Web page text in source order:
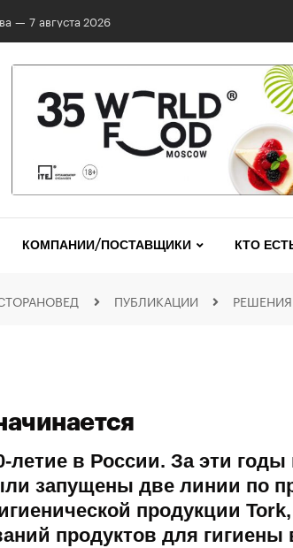
в 20 сетях: выявлены нарушения и названы
КОМПАНИИ/ПОСТАВЩИКИ КТО
ПУБЛИКАЦИИ РЕШЕНИЯ
летие в России. За эти годы
запущены две линии по
продукции Tork
продуктов для гигиены